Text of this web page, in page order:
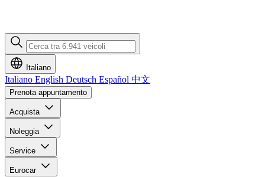
Italiano
Italiano English Deutsch Español 中文
Prenota appuntamento
Acquista
Noleggia
Service
Eurocar